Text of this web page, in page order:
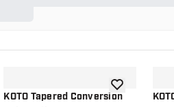
hinzufügen
KOTO Tapered Conversion
Zur